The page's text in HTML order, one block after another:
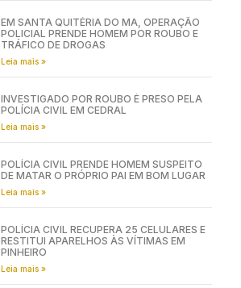
EM SANTA QUITÉRIA DO MA, OPERAÇÃO
POLICIAL PRENDE HOMEM POR ROUBO E
TRÁFICO DE DROGAS
Leia mais »
INVESTIGADO POR ROUBO É PRESO PELA
POLÍCIA CIVIL EM CEDRAL
Leia mais »
POLÍCIA CIVIL PRENDE HOMEM SUSPEITO
DE MATAR O PRÓPRIO PAI EM BOM LUGAR
Leia mais »
POLÍCIA CIVIL RECUPERA 25 CELULARES E
RESTITUI APARELHOS ÀS VÍTIMAS EM
PINHEIRO
Leia mais »